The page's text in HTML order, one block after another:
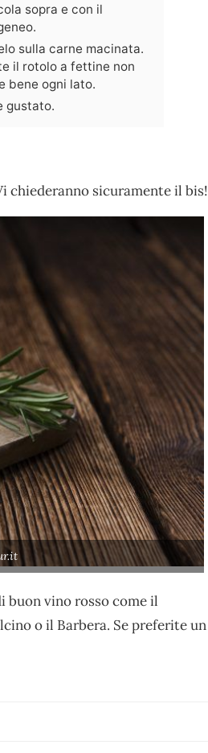
sopra e con il
sulla carne macinata.
il rotolo a fettine non
bene ogni lato.
gustato.
chiederanno sicuramente il bis!
buon vino rosso come il
o il Barbera. Se preferite un